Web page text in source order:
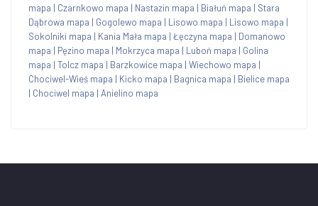
mapa | Czarnkowo mapa | Nastazin mapa | Białuń mapa | Stara
Dąbrowa mapa | Gogolewo mapa | Lisowo mapa | Lisowo mapa |
Sokolniki mapa | Kania Mała mapa | Łęczyna mapa | Domanowo
mapa | Pęzino mapa | Mokrzyca mapa | Luboń mapa | Golina
mapa | Tolcz mapa | Barzkowice mapa | Wiechowo mapa |
Chociwel-Wieś mapa | Kicko mapa | Bagnica mapa | Bielice mapa
| Chociwel mapa | Anielino mapa